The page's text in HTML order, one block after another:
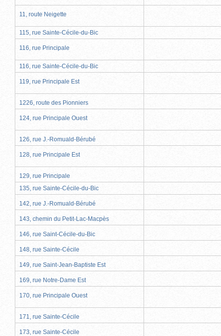
11, route Neigette
115, rue Sainte-Cécile-du-Bic
116, rue Principale
116, rue Sainte-Cécile-du-Bic
119, rue Principale Est
1226, route des Pionniers
124, rue Principale Ouest
126, rue J.-Romuald-Bérubé
128, rue Principale Est
129, rue Principale
135, rue Sainte-Cécile-du-Bic
142, rue J.-Romuald-Bérubé
143, chemin du Petit-Lac-Macpès
146, rue Saint-Cécile-du-Bic
148, rue Sainte-Cécile
149, rue Saint-Jean-Baptiste Est
169, rue Notre-Dame Est
170, rue Principale Ouest
171, rue Sainte-Cécile
173, rue Sainte-Cécile